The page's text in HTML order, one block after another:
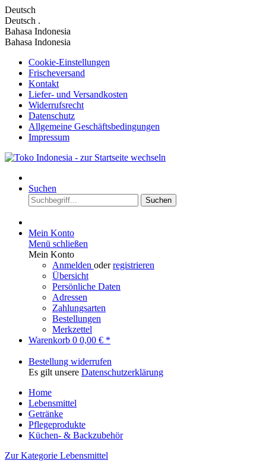
Deutsch
Deutsch .
Bahasa Indonesia
Bahasa Indonesia
Cookie-Einstellungen
Frischeversand
Kontakt
Liefer- und Versandkosten
Widerrufsrecht
Datenschutz
Allgemeine Geschäftsbedingungen
Impressum
Suchen
Suchen
Mein Konto
Menü schließen
Mein Konto
Anmelden oderregistrieren
Übersicht
Persönliche Daten
Adressen
Zahlungsarten
Bestellungen
Merkzettel
Warenkorb 0 0,00 € *
Bestellung widerrufen
Es gilt unsere Datenschutzerklärung
Home
Lebensmittel
Getränke
Pflegeprodukte
Küchen- & Backzubehör
Zur Kategorie Lebensmittel